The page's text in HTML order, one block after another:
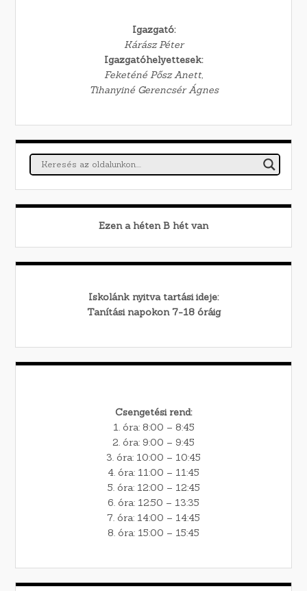
Igazgató:
Kárász Péter
Igazgatóhelyettesek:
Feketéné Pősz Anett,
Tihanyiné Gerencsér Ágnes
Ezen a héten B hét van
Iskolánk nyitva tartási ideje:
Tanítási napokon 7-18 óráig
Csengetési rend:
1. óra: 8:00 – 8:45
2. óra: 9:00 – 9:45
3. óra: 10:00 – 10:45
4. óra: 11:00 – 11:45
5. óra: 12:00 – 12:45
6. óra: 12:50 – 13:35
7. óra: 14:00 – 14:45
8. óra: 15:00 – 15:45